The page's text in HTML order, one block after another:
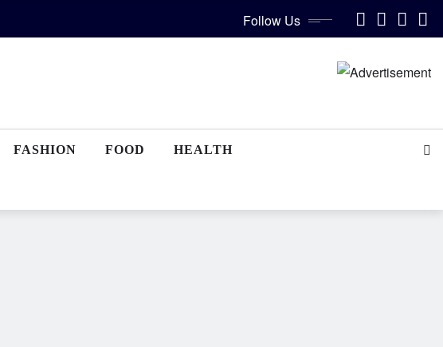
Follow Us
FASHION FOOD HEALTH